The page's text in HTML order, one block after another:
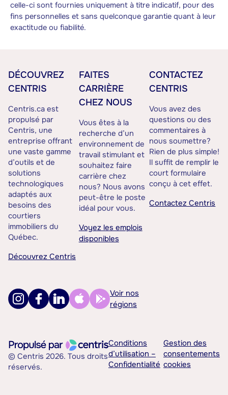
celle-ci sont fournies uniquement à titre indicatif, pour des
fins personnelles et sans quelconque garantie quant à leur
exactitude ou fiabilité.
DÉCOUVREZ
CENTRIS
Centris.ca est
propulsé par
Centris, une
entreprise offrant
une vaste gamme
d’outils et de
solutions
technologiques
adaptés aux
besoins des
courtiers
immobiliers du
Québec.
Découvrez Centris
FAITES
CARRIÈRE
CHEZ NOUS
Vous êtes à la
recherche d’un
environnement de
travail stimulant et
souhaitez faire
carrière chez
nous? Nous avons
peut-être le poste
idéal pour vous.
Voyez les emplois
disponibles
CONTACTEZ
CENTRIS
Vous avez des
questions ou des
commentaires à
nous soumettre?
Rien de plus simple!
Il suffit de remplir le
court formulaire
conçu à cet effet.
Contactez Centris
Voir nos
régions
© Centris 2026. Tous droits
réservés.
Conditions
d’utilisation –
Confidentialité
Gestion des
consentements
cookies